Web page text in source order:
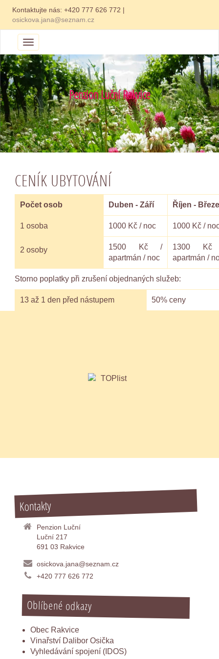
Kontaktujte nás: +420 777 626 772 |
osickova.jana@seznam.cz
Menu
Penzion Luční Rakvice
CENÍK UBYTOVÁNÍ
Počet osob Duben - Září Říjen -
1 osoba 1000 Kč / noc 1000 Kč /
2 osoby
1500 Kč /
apartmán / noc
1300
apartmán /
Storno poplatky při zrušení objednaných služeb:
13 až 1 den před nástupem 50% ceny
Kontakty
Penzion Luční
Luční 217
691 03 Rakvice
osickova.jana@seznam.cz
+420 777 626 772
Oblíbené odkazy
Obec Rakvice
Vinařství Dalibor Osička
Vyhledávání spojení (IDOS)